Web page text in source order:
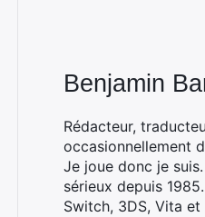
Benjamin
Rédacteur,
occasionnellement
Je joue donc je
sérieux depuis
Switch, 3DS, Vita